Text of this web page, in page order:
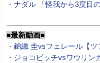
・ナダル 「怪我から3度目
■最新動画■
・錦織 圭vsフェレール【ツ
・ジョコビッチvsワウリン